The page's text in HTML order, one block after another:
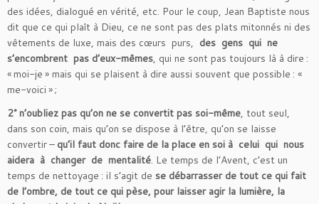
des idées, dialogué en vérité, etc. Pour le coup, Jean Baptiste nous
dit que ce qui plaît à Dieu, ce ne sont pas des plats mitonnés ni des
vêtements de luxe, mais des cœurs purs, des gens qui ne
s’encombrent pas d’eux-mêmes, qui ne sont pas toujours là à dire :
« moi-je » mais qui se plaisent à dire aussi souvent que possible : «
me-voici » ;
2° n’oubliez pas qu’on ne se convertit pas soi-même, tout seul,
dans son coin, mais qu’on se dispose à l’être, qu’on se laisse
convertir – qu’il faut donc faire de la place en soi à celui qui nous
aidera à changer de mentalité. Le temps de l’Avent, c’est un
temps de nettoyage : il s’agit de se débarrasser de tout ce qui fait
de l’ombre, de tout ce qui pèse, pour laisser agir la lumière, la